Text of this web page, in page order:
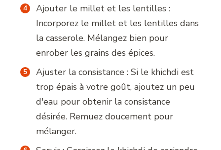
Ajouter le millet et les lentilles :
Incorporez le millet et les lentilles dans
la casserole. Mélangez bien pour
enrober les grains des épices.
Ajuster la consistance : Si le khichdi est
trop épais à votre goût, ajoutez un peu
d'eau pour obtenir la consistance
désirée. Remuez doucement pour
mélanger.